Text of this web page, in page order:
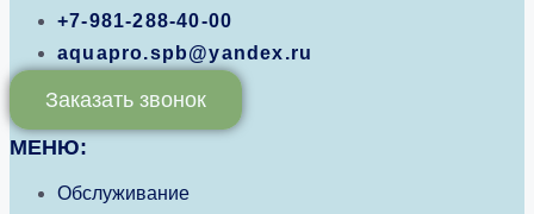
+7-981-288-40-00
aquapro.spb@yandex.ru
Заказать звонок
МЕНЮ:
Обслуживание